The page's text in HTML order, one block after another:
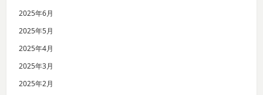
2025年6月
2025年5月
2025年4月
2025年3月
2025年2月